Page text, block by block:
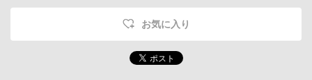
お気に入り